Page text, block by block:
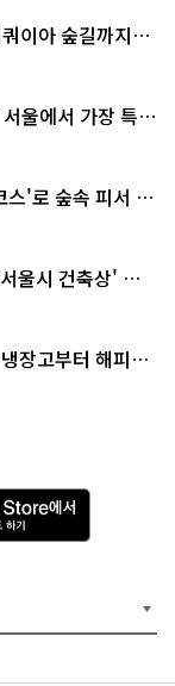
이아 숲길까지…
울에서 가장 특별
'로 숲속 피서 떠
울시 건축상' 수
장고부터 해피소
A
p
p
e
서